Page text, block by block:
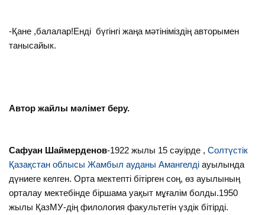
-Қане ,балалар!Енді бүгінгі жаңа мәтініміздің авторымен
танысайык.
Автор жайлы мәлімет беру.
Сафуан Шаймерденов-1922 жылы 15 сәуірде ,Солтүстік
Қазақстан облысы Жамбыл ауданы Амангелді ауылында
дүниеге келген. Орта мектепті бітірген соң, өз ауылының
орталау мектебінде біршама уақыт мұғалім болды.1950
жылы ҚазМУ-дің филология факультетін үздік бітірді.